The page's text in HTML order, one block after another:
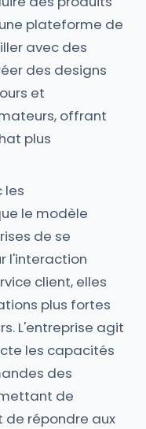
plateforme de
avec des
des designs
et
offrant
plus
les
le modèle
de se
l'interaction
client, elles
plus fortes
L'entreprise agit
les capacités
des
de
répondre aux